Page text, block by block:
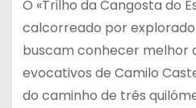
O «Trilho da Cangosta do
calcorreado por
buscam conhecer melhor
evocativos de Camilo
do caminho de três